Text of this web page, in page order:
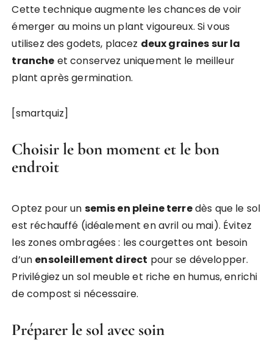
Cette technique augmente les chances de voir
émerger au moins un plant vigoureux. Si vous
utilisez des godets, placez deux graines sur la
tranche et conservez uniquement le meilleur
plant après germination.
[smartquiz]
Choisir le bon moment et le bon
endroit
Optez pour un semis en pleine terredès que le sol
est réchauffé (idéalement en avril ou mai). Évitez
les zones ombragées : les courgettes ont besoin
d’un ensoleillement direct pour se développer.
Privilégiez un sol meuble et riche en humus, enrichi
de compost si nécessaire.
Préparer le sol avec soin